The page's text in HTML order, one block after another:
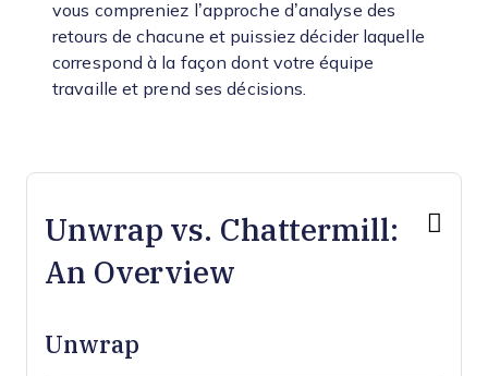
vous compreniez l’approche d’analyse des
retours de chacune et puissiez décider laquelle
correspond à la façon dont votre équipe
travaille et prend ses décisions.
Unwrap vs. Chattermill:
An Overview
Unwrap